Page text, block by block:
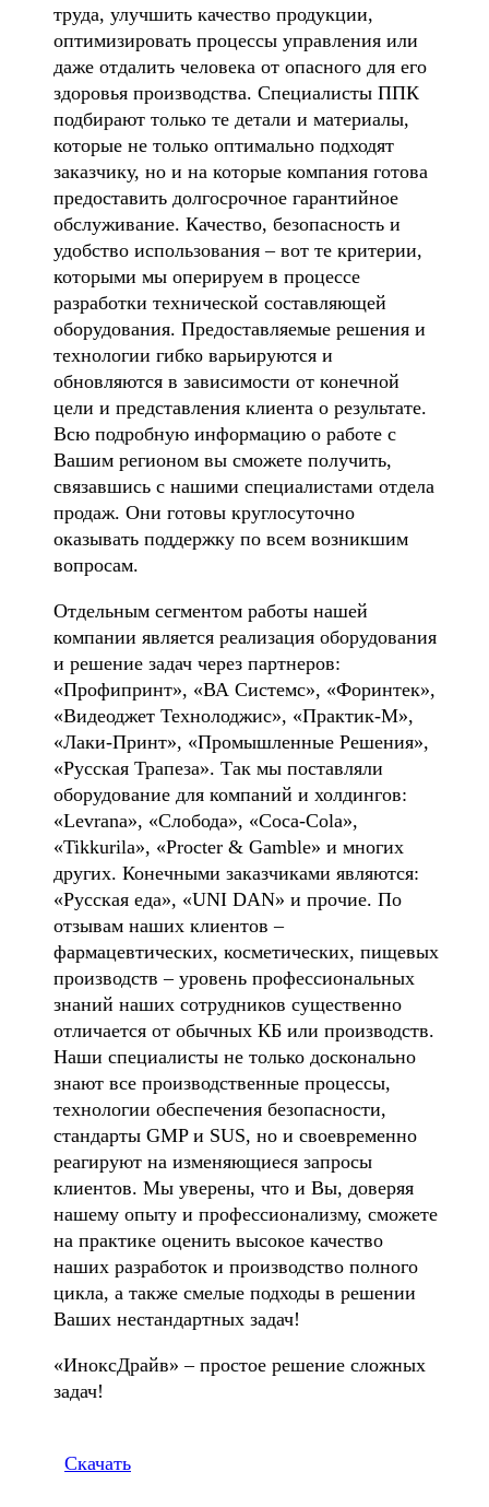
труда, улучшить качество продукции,
оптимизировать процессы управления или
даже отдалить человека от опасного для его
здоровья производства. Специалисты ППК
подбирают только те детали и материалы,
которые не только оптимально подходят
заказчику, но и на которые компания готова
предоставить долгосрочное гарантийное
обслуживание. Качество, безопасность и
удобство использования – вот те критерии,
которыми мы оперируем в процессе
разработки технической составляющей
оборудования. Предоставляемые решения и
технологии гибко варьируются и
обновляются в зависимости от конечной
цели и представления клиента о результате.
Всю подробную информацию о работе с
Вашим регионом вы сможете получить,
связавшись с нашими специалистами отдела
продаж. Они готовы круглосуточно
оказывать поддержку по всем возникшим
вопросам.
Отдельным сегментом работы нашей
компании является реализация оборудования
и решение задач через партнеров:
«Профипринт», «ВА Системс», «Форинтек»,
«Видеоджет Технолоджис», «Практик-М»,
«Лаки-Принт», «Промышленные Решения»,
«Русская Трапеза». Так мы поставляли
оборудование для компаний и холдингов:
«Levrana», «Слобода», «Coca-Cola»,
«Tikkurila», «Procter & Gamble» и многих
других. Конечными заказчиками являются:
«Русская еда», «UNI DAN» и прочие. По
отзывам наших клиентов –
фармацевтических, косметических, пищевых
производств – уровень профессиональных
знаний наших сотрудников существенно
отличается от обычных КБ или производств.
Наши специалисты не только досконально
знают все производственные процессы,
технологии обеспечения безопасности,
стандарты GMP и SUS, но и своевременно
реагируют на изменяющиеся запросы
клиентов. Мы уверены, что и Вы, доверяя
нашему опыту и профессионализму, сможете
на практике оценить высокое качество
наших разработок и производство полного
цикла, а также смелые подходы в решении
Ваших нестандартных задач!
«ИноксДрайв» – простое решение сложных
задач!
Скачать